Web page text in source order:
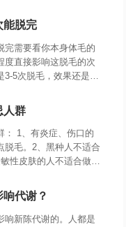
肤和周边组织。
能脱完
完需要看你本身体毛的
度直接影响这脱毛的次
3-5次脱毛，效果还是不
人群
口的
脱毛。2、黑种人不适合
性皮肤的人不适合做冰
代谢？
响新陈代谢的。人都是